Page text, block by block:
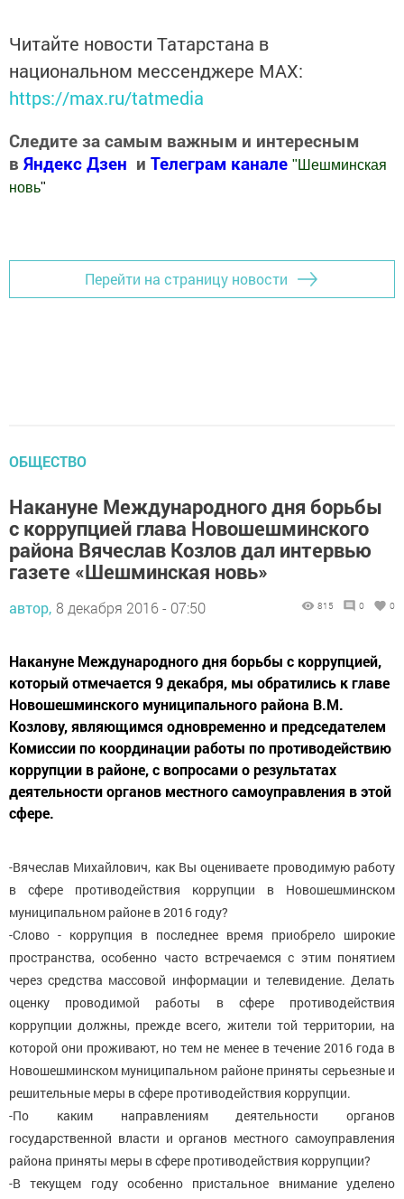
Читайте новости Татарстана в
национальном мессенджере MАХ:
https://max.ru/tatmedia
Следите за самым важным и интересным
в Яндекс Дзен и Телеграм канале " Шешминская
новь"
Перейти на страницу новости
ОБЩЕСТВО
Накануне Международного дня борьбы
с коррупцией глава Новошешминского
района Вячеслав Козлов дал интервью
газете «Шешминская новь»
автор, 8 декабря 2016 - 07:50 815 0 0
Накануне Международного дня борьбы с коррупцией,
который отмечается 9 декабря, мы обратились к главе
Новошешминского муниципального района В.М.
Козлову, являющимся одновременно и председателем
Комиссии по координации работы по противодействию
коррупции в районе, с вопросами о результатах
деятельности органов местного самоуправления в этой
сфере.
-Вячеслав Михайлович, как Вы оцениваете проводимую работу
в сфере противодействия коррупции в Новошешминском
муниципальном районе в 2016 году?
-Слово - коррупция в последнее время приобрело широкие
пространства, особенно часто встречаемся с этим понятием
через средства массовой информации и телевидение. Делать
оценку проводимой работы в сфере противодействия
коррупции должны, прежде всего, жители той территории, на
которой они проживают, но тем не менее в течение 2016 года в
Новошешминском муниципальном районе приняты серьезные и
решительные меры в сфере противодействия коррупции.
-По каким направлениям деятельности органов
государственной власти и органов местного самоуправления
района приняты меры в сфере противодействия коррупции?
-В текущем году особенно пристальное внимание уделено